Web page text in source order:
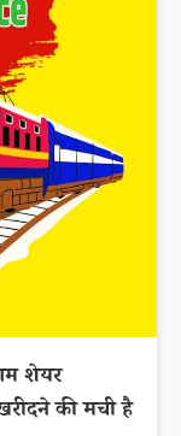
शेयर
की मची है